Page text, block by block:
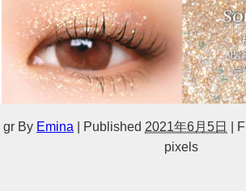
gr By Emina Published 2021年6月5日
pixels